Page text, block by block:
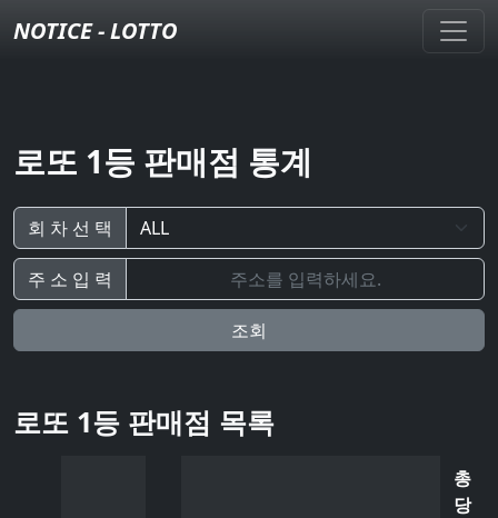
NOTICE - LOTTO
로또 1등 판매점 통계
회 차 선 택
주 소 입 력
조회
로또 1등 판매점 목록
총
당